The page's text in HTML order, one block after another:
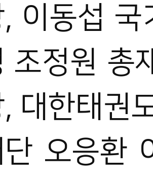
이동섭 국
조정원 총
대한태권
오응환